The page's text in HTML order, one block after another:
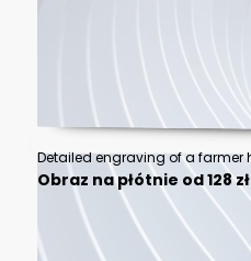
Obraz na płótnie od 128 zł